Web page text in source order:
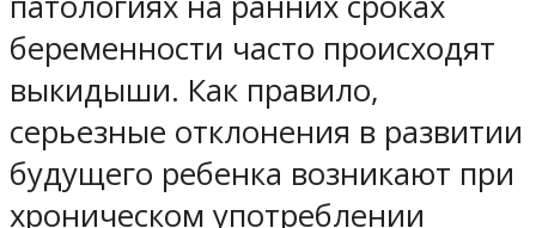
беременности часто происходят
выкидыши. Как правило,
серьезные отклонения в развитии
будущего ребенка возникают при
хроническом употреблении